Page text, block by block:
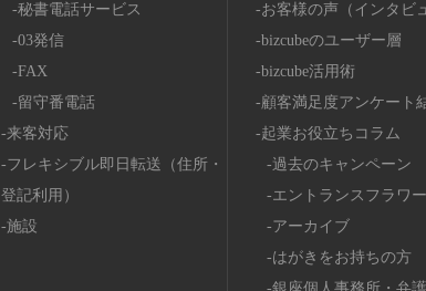
秘書電話サービス
03発信
FAX
留守番電話
来客対応
フレキシブル即日転送（住所・
登記利用）
施設
お客様の声（インタビ
bizcubeのユーザー層
bizcube活用術
顧客満足度アンケート
起業お役立ちコラム
過去のキャンペーン
エントランスフラワー
アーカイブ
はがきをお持ちの方